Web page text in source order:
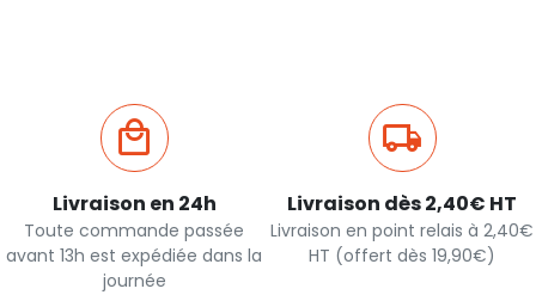
Livraison en 24h
Toute commande passée
avant 13h est expédiée dans la
journée
Livraison dès 2,40€ HT
Livraison en point relais à 2,40€
HT (offert dès 19,90€)